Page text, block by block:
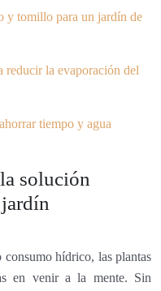
y tomillo para un jardín de
reducir la evaporación del
tiempo y agua
solución
consumo hídrico, las plantas
en venir a la mente. Sin